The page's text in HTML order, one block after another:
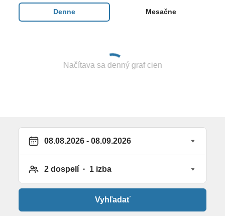
hotel pozostáva z 3 budov • vstupná hala s
hotela a na izbách zdarma) • fitnes • sauna • za
poplatok turecké kúpele a procedúry v SPA centre •
Rodinný klub PLANET FUN s 1 slovenským
Aspendos) v období:
26.06. – 31.08.
Viac info sa dozviete v detailnom popise
Denne Mesačne
Načítava sa denný graf cien
Vyhľadať